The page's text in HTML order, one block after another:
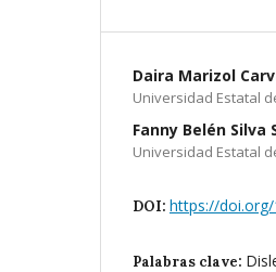
Daira Marizol
Universidad Estatal
Fanny Belén Silva
Universidad Estatal
DOI: https://doi.org/
Palabras clave: